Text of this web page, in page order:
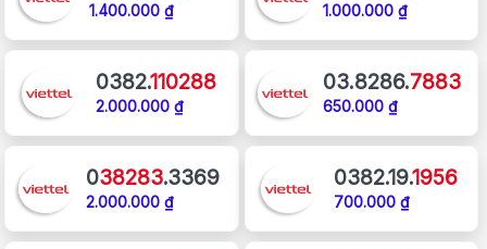
1.400.000 ₫ 1.000.000 ₫
0382.110288
2.000.000 ₫
03.8286.7883
650.000 ₫
038283.3369
2.000.000 ₫
0382.19.1956
700.000 ₫